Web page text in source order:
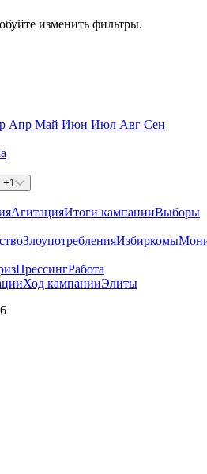
изменить фильтры.
Апр Май Июн Июл Авг Сен
+1
АгитацияИтоги кампанииВыборы
ЗлоупотребленияИзбиркомы
ПрессингРабота
Ход кампанииЭлиты